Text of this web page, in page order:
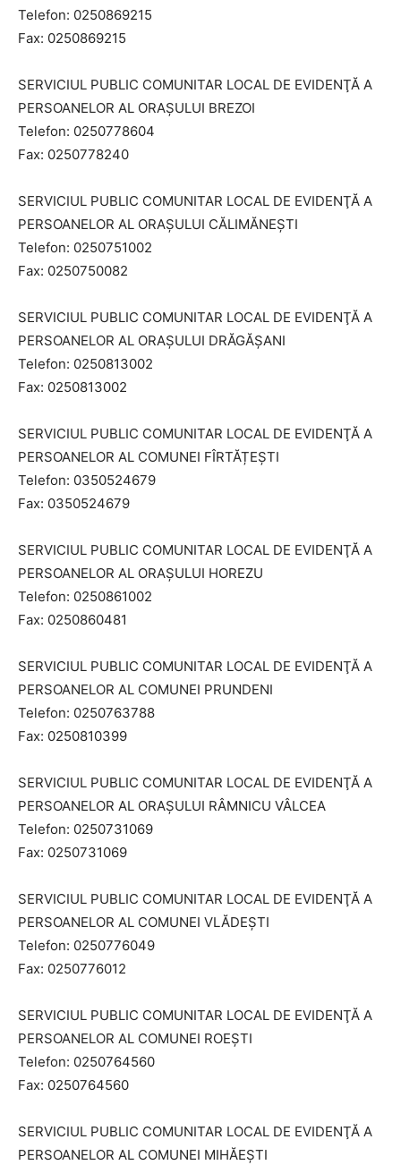
Telefon: 0250869215
Fax: 0250869215
SERVICIUL PUBLIC COMUNITAR LOCAL DE EVIDENŢĂ A
PERSOANELOR AL ORAȘULUI BREZOI
Telefon: 0250778604
Fax: 0250778240
SERVICIUL PUBLIC COMUNITAR LOCAL DE EVIDENŢĂ A
PERSOANELOR AL ORAȘULUI CĂLIMĂNEȘTI
Telefon: 0250751002
Fax: 0250750082
SERVICIUL PUBLIC COMUNITAR LOCAL DE EVIDENŢĂ A
PERSOANELOR AL ORAȘULUI DRĂGĂȘANI
Telefon: 0250813002
Fax: 0250813002
SERVICIUL PUBLIC COMUNITAR LOCAL DE EVIDENŢĂ A
PERSOANELOR AL COMUNEI FÎRTĂȚEȘTI
Telefon: 0350524679
Fax: 0350524679
SERVICIUL PUBLIC COMUNITAR LOCAL DE EVIDENŢĂ A
PERSOANELOR AL ORAȘULUI HOREZU
Telefon: 0250861002
Fax: 0250860481
SERVICIUL PUBLIC COMUNITAR LOCAL DE EVIDENŢĂ A
PERSOANELOR AL COMUNEI PRUNDENI
Telefon: 0250763788
Fax: 0250810399
SERVICIUL PUBLIC COMUNITAR LOCAL DE EVIDENŢĂ A
PERSOANELOR AL ORAȘULUI RÂMNICU VÂLCEA
Telefon: 0250731069
Fax: 0250731069
SERVICIUL PUBLIC COMUNITAR LOCAL DE EVIDENŢĂ A
PERSOANELOR AL COMUNEI VLĂDEȘTI
Telefon: 0250776049
Fax: 0250776012
SERVICIUL PUBLIC COMUNITAR LOCAL DE EVIDENŢĂ A
PERSOANELOR AL COMUNEI ROEȘTI
Telefon: 0250764560
Fax: 0250764560
SERVICIUL PUBLIC COMUNITAR LOCAL DE EVIDENŢĂ A
PERSOANELOR AL COMUNEI MIHĂEȘTI